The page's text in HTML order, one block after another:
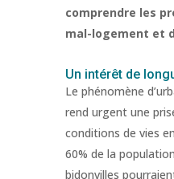
comprendre les
mal-logement et
Un intérêt de
Le phénomène
rend urgent une
conditions de vies
60% de la
bidonvilles